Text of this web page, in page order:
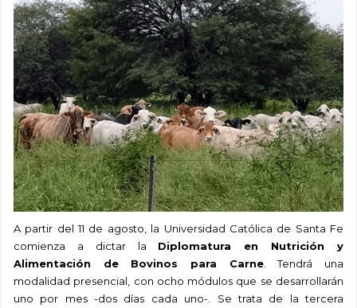
A partir del 11 de agosto, la Universidad Católica de Santa Fe
comienza a dictar la Diplomatura en Nutrición y
Alimentación de Bovinos para Carne.Tendrá una
modalidad presencial, con ocho módulos que se desarrollarán
uno por mes -dos días cada uno- . Se trata de latercera